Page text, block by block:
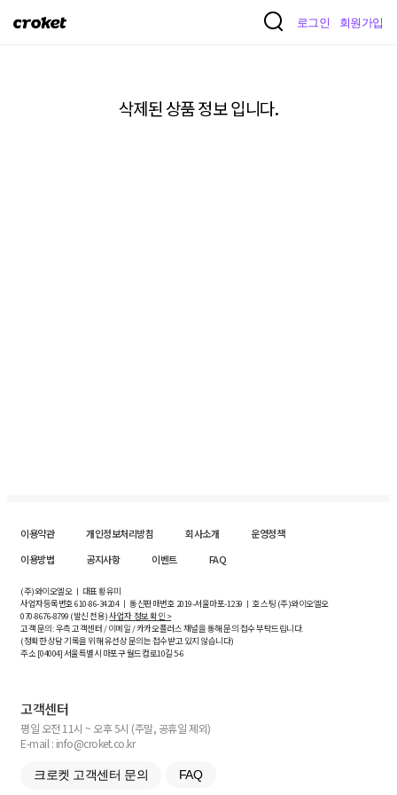
크
로그인 회원가입
삭제된 상품 정보 입니다.
이용약관 개인정보처리방침 회사소개
운영정책
이용방법
공지사항 이벤트 FAQ
(주)와이오엘오 ㅣ 대표 황유미
사업자등록번호610-86-34204ㅣ 통신판매번호 2019-서울마포-1239 ㅣ 호스팅 (주)와이오엘오
070-8676-8799 (발신 전용)사업자 정보 확인 >
고객 문의: 우측 고객센터 / 이메일 / 카카오플러스 채널을 통해 문의 접수 부탁드립니다.
(정확한 상담 기록을 위해 유선상 문의는 접수받고 있지 않습니다)
주소 [04004] 서울특별시 마포구 월드컵로10길5-6
고객센터
평일 오전 11시 ~ 오후 5시 (주말, 공휴일 제외)
E-mail : info@croket.co.kr
크로켓 고객센터 문의 FAQ